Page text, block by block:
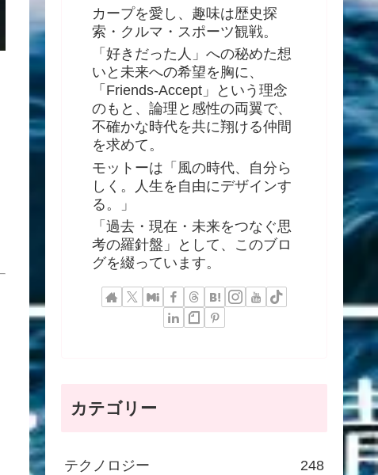
カープを愛し、趣味は歴史探
索・クルマ・スポーツ観戦。
「好きだった人」への秘めた想
いと未来への希望を胸に、
「Friends-Accept」という理念
のもと、論理と感性の両翼で、
不確かな時代を共に翔ける仲間
を求めて。
モットーは「風の時代、自分ら
しく。人生を自由にデザインす
る。」
「過去・現在・未来をつなぐ思
考の羅針盤」として、このブロ
グを綴っています。
カテゴリー
テクノロジー 248